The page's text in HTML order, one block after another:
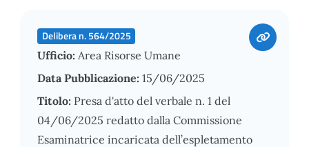
Delibera n. 564/2025
Ufficio: Area Risorse Umane
Data Pubblicazione: 15/06/2025
Titolo: Presa d'atto del verbale n. 1 del
04/06/2025 redatto dalla Commissione
Esaminatrice incaricata dell’espletamento